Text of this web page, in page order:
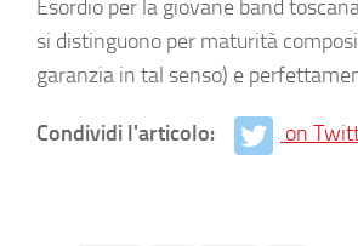
Esordio per la giovane band
si distinguono per maturità
garanzia in tal senso) e
Condividi l'articolo: on